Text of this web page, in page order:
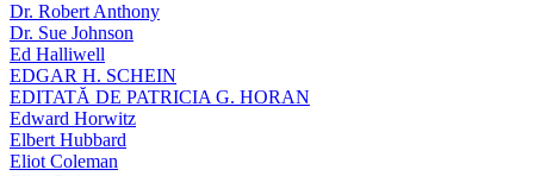
Dr. Robert Anthony
Dr. Sue Johnson
Ed Halliwell
EDGAR H. SCHEIN
EDITATĂ DE PATRICIA G. HORAN
Edward Horwitz
Elbert Hubbard
Eliot Coleman